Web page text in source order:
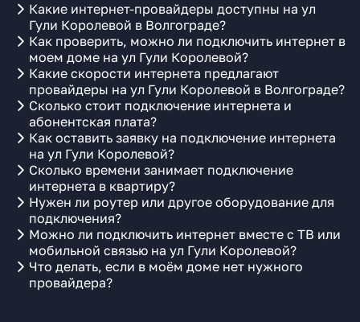
Какие интернет-провайдеры доступны на ул
Гули Королевой в Волгограде?
Как проверить, можно ли подключить интернет в
моем доме на ул Гули Королевой?
Какие скорости интернета предлагают
провайдеры на ул Гули Королевой в Волгограде?
Сколько стоит подключение интернета и
абонентская плата?
Как оставить заявку на подключение интернета
на ул Гули Королевой?
Сколько времени занимает подключение
интернета в квартиру?
Нужен ли роутер или другое оборудование для
подключения?
Можно ли подключить интернет вместе с ТВ или
мобильной связью на ул Гули Королевой?
Что делать, если в моём доме нет нужного
провайдера?